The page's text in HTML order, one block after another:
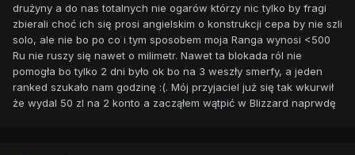
drużyny a do nas totalnych nie ogarów którzy nic tylko by fragi
zbierali choć ich się prosi angielskim o konstrukcji cepa by nie szli
solo, ale nie bo po co i tym sposobem moja Ranga wynosi <500
Ru nie ruszy się nawet o milimetr. Nawet ta blokada ról nie
pomogła bo tylko 2 dni było ok bo na 3 weszły smerfy, a jeden
ranked szukało nam godzinę :(. Mój przyjaciel już się tak wkurwił
że wydal 50 zl na 2 konto a zacząłem wątpić w Blizzard naprwdę